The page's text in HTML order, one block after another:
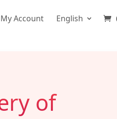
My Account English
of